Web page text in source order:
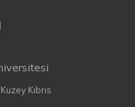
Kıbrıs